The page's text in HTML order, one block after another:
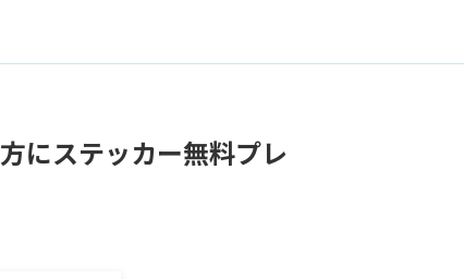
にステッカー無料プレ